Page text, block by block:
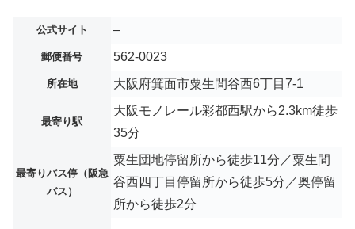
公式サイト –
郵便番号 562-0023
所在地 大阪府箕面市粟生間谷西6丁目7-1
最寄り駅
大阪モノレール彩都西駅から2.3km徒歩
35分
最寄りバス停（阪急
バス）
粟生団地停留所から徒歩11分／粟生間
谷西四丁目停留所から徒歩5分／奥停留
所から徒歩2分